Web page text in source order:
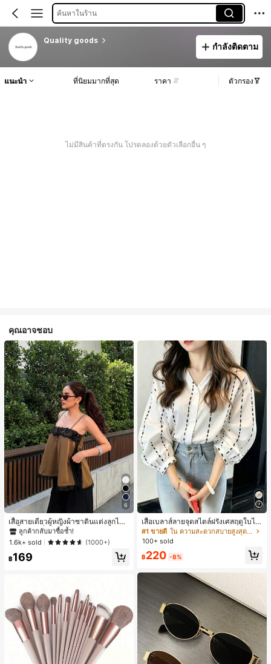
ค้นหาในร้าน
Quality goods
กำลังติดตาม
แนะนำ ที่นิยมมากที่สุด ราคา ตัวกรอง
ไม่มีสินค้าที่ตรงกัน โปรดลองด้วยตัวเลือกอื่น ๆ
คุณอาจชอบ
6
เสื้อสายเดี่ยวผู้หญิงผ้าซาตินแต่งลูกไม้
- เสื้อสายเดี่ยวฤดูร้อนสีคากีมีรอยผ่าด้า
นข้างที่น่าดึงดูดแบบสบายๆ
#1 ขายดี
ใน สีกากี เสื้อสตรี เสื้อเบลาส์ & Tee
ลูกค้ากลับมาซื้อซ้ำ!
#1 ขายดี
ใน สีกากี เสื้อสตรี เสื้อเบลาส์ & Tee
ลูกค้ากลับมาซื้อซ้ำ!
#1 ขายดี
ใน สีกากี เสื้อสตรี เสื้อเบลาส์ & Tee
ลูกค้ากลับมาซื้อซ้ำ!
#1 ขายดี
ลูกค้ากลับมาซื้อซ้ำ!
1.6k+ sold (1000+)
฿169
เสื้อเบลาส์ลายจุดสไตล์ฝรั่งเศสฤดูใบไม้
ร่วง, ทรงเข้ารูป, แขนยาวคอวี, สไตล์ให
ม่ฤดูใบไม้ผลิ, ป้องกันแสงแดด, ใส่ไป
#1 ขายดี
ใน ความสะดวกสบายสูงสุด เสื้อสตรี เสื้อเบลาส์ & Tee
100+ sold
฿220 -8%